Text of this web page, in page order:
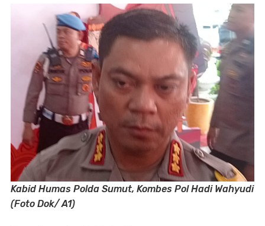
Kabid Humas Polda Sumut, Kombes Pol Hadi Wahyudi
(Foto Dok/ A1)